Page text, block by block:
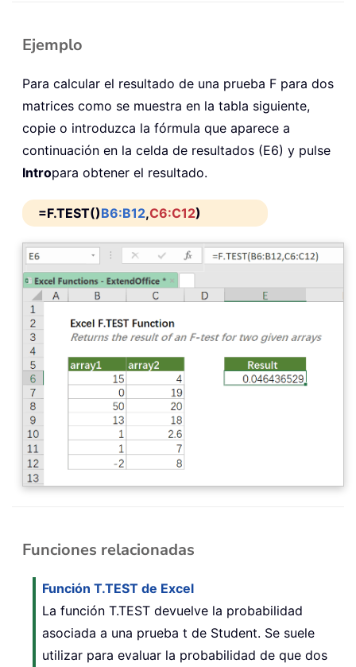
Ejemplo
Para calcular el resultado de una prueba F para dos
matrices como se muestra en la tabla siguiente,
copie o introduzca la fórmula que aparece a
continuación en la celda de resultados (E6) y pulse
Intropara obtener el resultado.
=F.TEST()B6:B12,C6:C12)
Funciones relacionadas
Función T.TEST de Excel
La función T.TEST devuelve la probabilidad
asociada a una prueba t de Student. Se suele
utilizar para evaluar la probabilidad de que dos